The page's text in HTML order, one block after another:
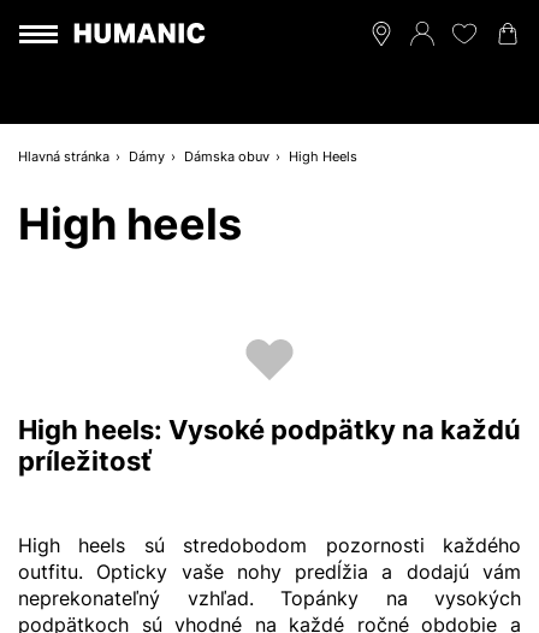
Hlavná stránka Dámy Dámska obuv High Heels
High heels
High heels: Vysoké podpätky na každú
príležitosť
High heels sú stredobodom pozornosti každého
outfitu. Opticky vaše nohy predĺžia a dodajú vám
neprekonateľný vzhľad. Topánky na vysokých
podpätkoch sú vhodné na každé ročné obdobie a